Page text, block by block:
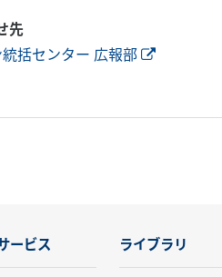
先
括センター 広報部
ービス ライブラリ